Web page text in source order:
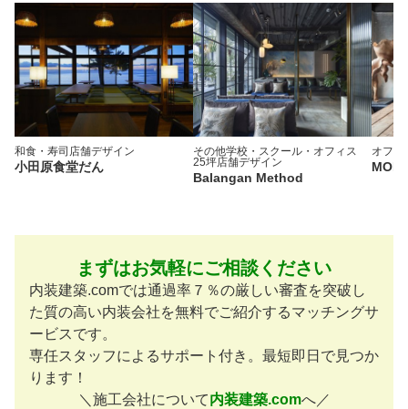
和食・寿司 店舗デザイン
小田原食堂だん
その他学校・スクール・オフィス
25坪店舗デザイン
Balangan Method
オフィ
まずはお気軽にご相談ください
内装建築.comでは通過率７％の厳しい審査を突破し
た質の高い内装会社を無料でご紹介するマッチングサ
ービスです。
専任スタッフによるサポート付き。最短即日で見つか
ります！
＼施工会社について内装建築.comへ／